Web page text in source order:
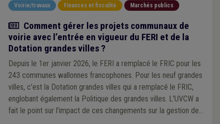
Voirie/travaux Finances et fiscalité Marchés publics
Article
Comment gérer les projets communaux de
voirie avec l’entrée en vigueur du FERI et de la
Dotation grandes villes ?
Depuis le 1er janvier 2026, le FERI a remplacé le FRIC pour les
243 communes wallonnes francophones. Pour les neuf grandes
villes, c’est la Dotation grandes villes qui a remplacé le FRIC,
englobant également la Politique des grandes villes. L'UVCW a
fait le point sur l'impact de ces changements sur la gestion des